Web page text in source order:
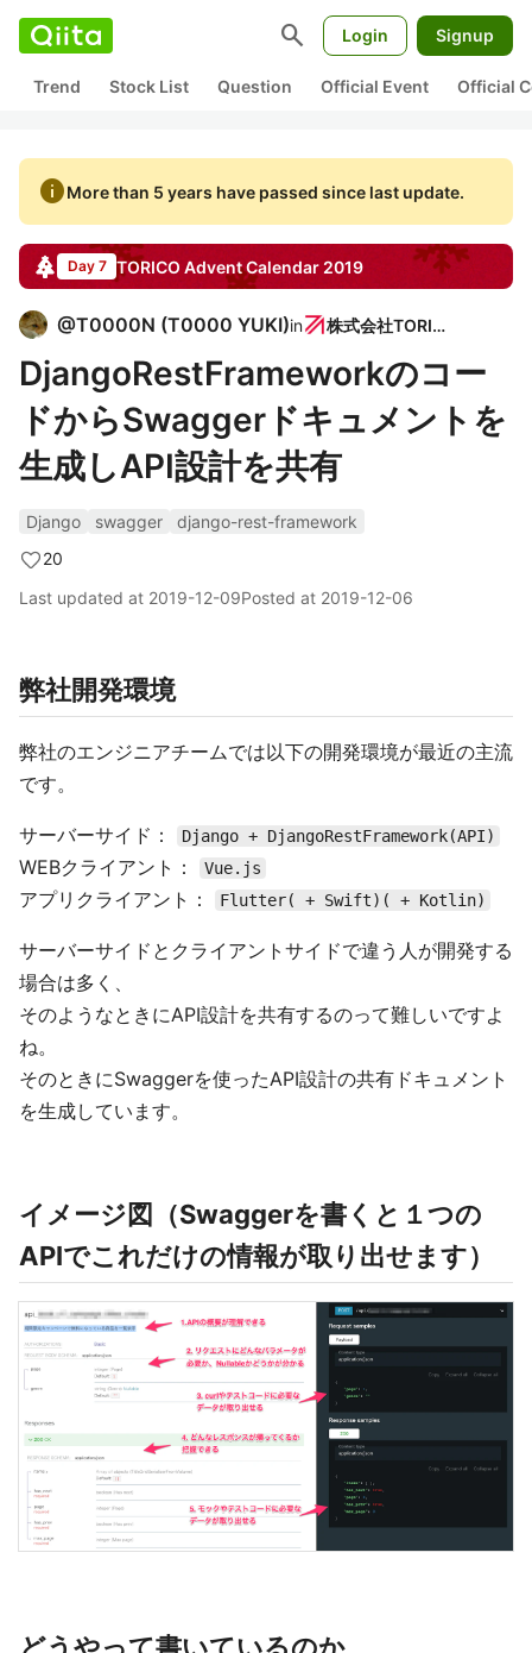
search Login Signup
Trend Stock List Question Official Event Official
infoMore than 5 years have passed since last update.
Day 7 TORICO Advent Calendar 2019
@T0000N (T0000 YUKI)in 株式会社TORICO
DjangoRestFrameworkのコー
ドからSwaggerドキュメントを
生成しAPI設計を共有
Django swagger
django-rest-framework
20
Last updated at 2019-12-09Posted at 2019-12-06
弊社開発環境
弊社のエンジニアチームでは以下の開発環境が最近の主流
です。
サーバーサイド： Django + DjangoRestFramework(API)
WEBクライアント： Vue.js
アプリクライアント： Flutter( + Swift)( + Kotlin)
サーバーサイドとクライアントサイドで違う人が開発する
場合は多く、
そのようなときにAPI設計を共有するのって難しいですよ
ね。
そのときにSwaggerを使ったAPI設計の共有ドキュメント
を生成しています。
イメージ図（Swaggerを書くと１つの
APIでこれだけの情報が取り出せます）